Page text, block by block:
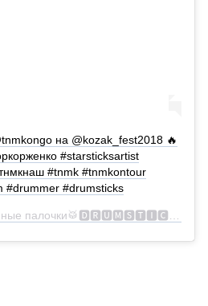
на @kozak_fest2018 🔥
#starsticksartist
#tnmk #tnmkontour
#drummer #drumsticks
палочки🥁🅳🆁🆄🅼🆂🆃🅸🅲🅺🆂